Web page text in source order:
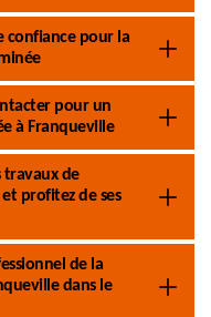
confiance pour la
pour un
à Franqueville
travaux de
profitez de ses
de la
dans le